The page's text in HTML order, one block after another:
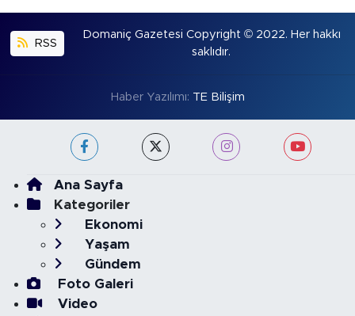
RSS
Domaniç Gazetesi Copyright © 2022. Her hakkı
saklıdır.
Haber Yazılımı: TE Bilişim
Ana Sayfa
Kategoriler
Ekonomi
Yaşam
Gündem
Foto Galeri
Video